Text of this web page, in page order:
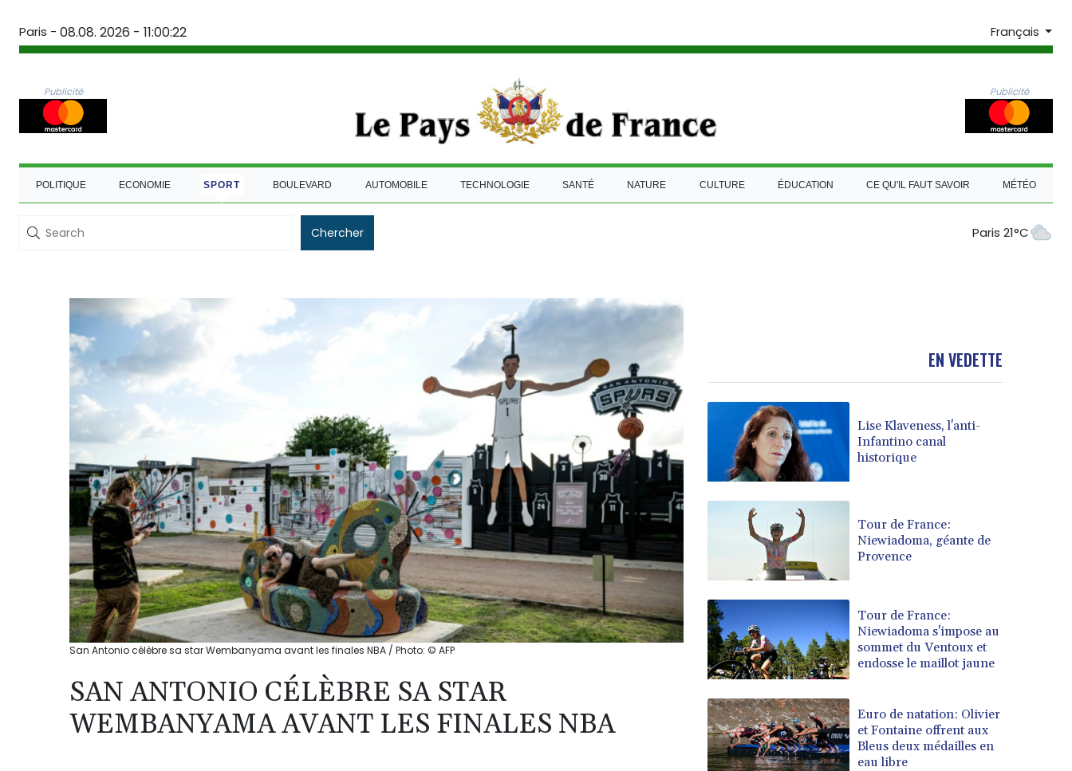
Paris - 08.08. 2026 - 11:00:23 Français
Publicité Publicité
POLITIQUE ECONOMIE SPORT BOULEVARD AUTOMOBILE TECHNOLOGIE SANTÉ NATURE CULTURE ÉDUCATION CE QU'IL FAUT SAVOIR MÉTÉO
Chercher Paris 21°C
San Antonio célèbre sa star Wembanyama avant les finales NBA / Photo: © AFP
SAN ANTONIO CÉLÈBRE SA STAR
WEMBANYAMA AVANT LES FINALES NBA
EN VEDETTE
Lise Klaveness, l'anti-
Infantino canal
historique
Tour de France:
Niewiadoma, géante de
Provence
Tour de France:
Niewiadoma s'impose au
sommet du Ventoux et
endosse le maillot jaune
Euro de natation: Olivier
et Fontaine offrent aux
Bleus deux médailles en
eau libre